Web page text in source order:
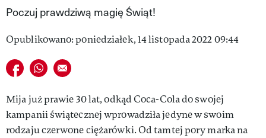
VIVA!MAN
VIVA!PEOPLE POWER
VIVA!ITAKA
Poczuj prawdziwą magię Świąt!
Opublikowano: poniedziałek, 14 listopada 2022 09:44
Udostępnij na facebook
Udostępnij na whatsapp
E-mail do przyjaciela
Mija już prawie 30 lat, odkąd Coca-Cola do swojej
kampanii świątecznej wprowadziła jedyne w swoim
rodzaju czerwone ciężarówki. Od tamtej pory marka na